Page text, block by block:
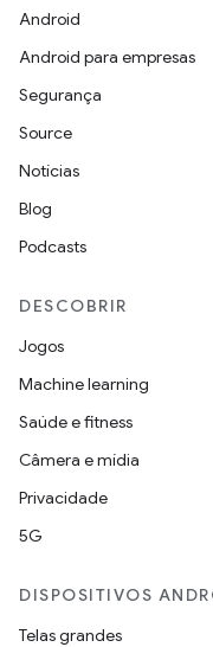
Android
Android para empresas
Segurança
Source
Notícias
Blog
Podcasts
DESCOBRIR
Jogos
Machine learning
Saúde e fitness
Câmera e mídia
Privacidade
5G
DISPOSITIVOS
Telas grandes